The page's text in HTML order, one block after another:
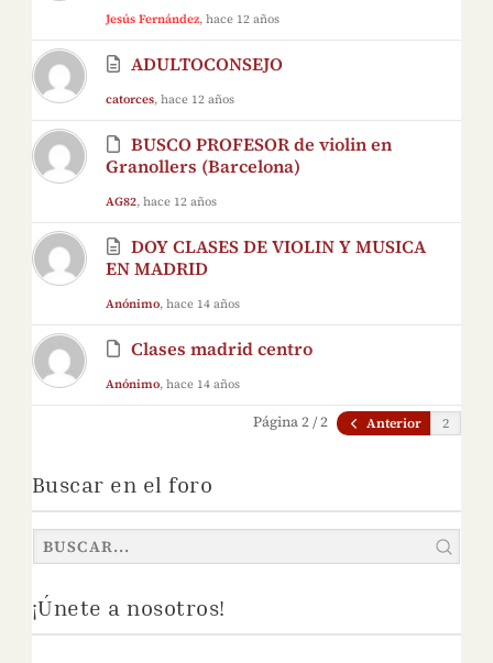
Jesús Fernández, hace 12 años
ADULTOCONSEJO
catorces, hace 12 años
BUSCO PROFESOR de violin en
Granollers (Barcelona)
AG82, hace 12 años
DOY CLASES DE VIOLIN Y MUSICA
EN MADRID
Anónimo, hace 14 años
Clases madrid centro
Anónimo, hace 14 años
Página 2 / 2 Anterior
Buscar en el foro
¡Únete a nosotros!